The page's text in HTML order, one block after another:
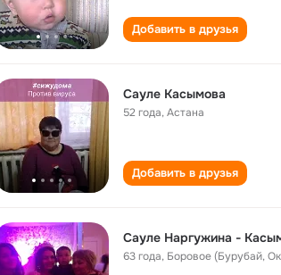
Добавить в друзья
Сауле Касымова
52 года,Астана
Добавить в друзья
Сауле Наргужина -
63 года, Боровое (Бурубай,